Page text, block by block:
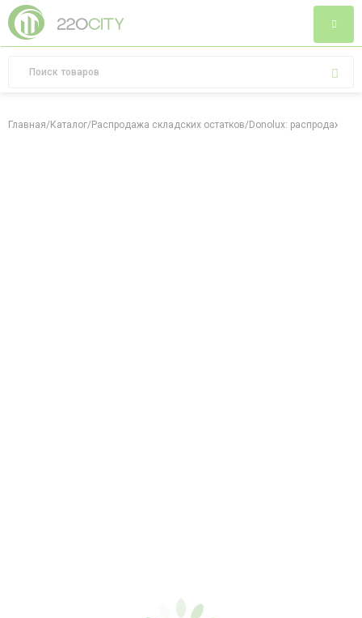
Главная/Каталог/Распродажа складских остатков/Donolux: распродажа